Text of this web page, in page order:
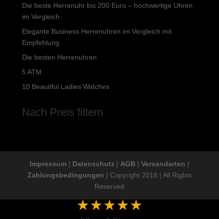
Die beste Herrenuhr bis 200 Euro – hochwertige Uhren
im Vergleich
Elegante Business Herrenuhren im Vergleich mit
Empfehlung
Die besten Herrenuhren
5 ATM
10 Beautiful Ladies Watches
Nach Preis filtern
Impressum| Datenschutz | AGB| Versandarten |
Zahlungsbedingungen | Copyright 2018 | All Rights
Reserved